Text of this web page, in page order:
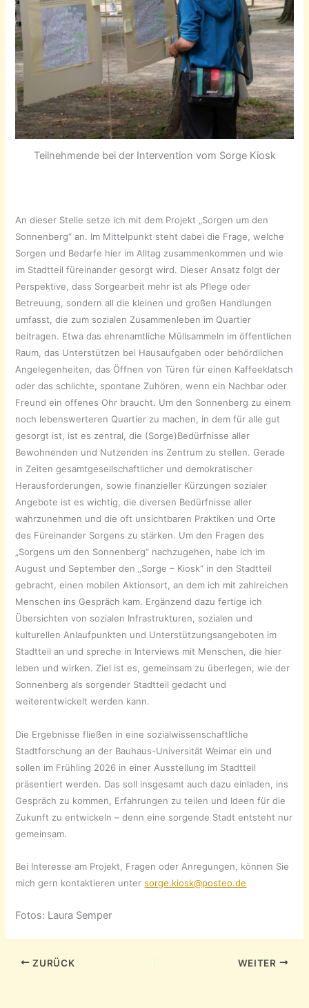
Teilnehmende bei der Intervention vom Sorge Kiosk
An dieser Stelle setze ich mit dem Projekt „Sorgen um den
Sonnenberg“ an. Im Mittelpunkt steht dabei die Frage, welche
Sorgen und Bedarfe hier im Alltag zusammenkommen und wie
im Stadtteil füreinander gesorgt wird. Dieser Ansatz folgt der
Perspektive, dass Sorgearbeit mehr ist als Pflege oder
Betreuung, sondern all die kleinen und großen Handlungen
umfasst, die zum sozialen Zusammenleben im Quartier
beitragen. Etwa das ehrenamtliche Müllsammeln im öffentlichen
Raum, das Unterstützen bei Hausaufgaben oder behördlichen
Angelegenheiten, das Öffnen von Türen für einen Kaffeeklatsch
oder das schlichte, spontane Zuhören, wenn ein Nachbar oder
Freund ein offenes Ohr braucht. Um den Sonnenberg zu einem
noch lebenswerteren Quartier zu machen, in dem für alle gut
gesorgt ist, ist es zentral, die (Sorge)Bedürfnisse aller
Bewohnenden und Nutzenden ins Zentrum zu stellen. Gerade
in Zeiten gesamtgesellschaftlicher und demokratischer
Herausforderungen, sowie finanzieller Kürzungen sozialer
Angebote ist es wichtig, die diversen Bedürfnisse aller
wahrzunehmen und die oft unsichtbaren Praktiken und Orte
des Füreinander Sorgens zu stärken. Um den Fragen des
„Sorgens um den Sonnenberg“ nachzugehen, habe ich im
August und September den „Sorge – Kiosk“ in den Stadtteil
gebracht, einen mobilen Aktionsort, an dem ich mit zahlreichen
Menschen ins Gespräch kam. Ergänzend dazu fertige ich
Übersichten von sozialen Infrastrukturen, sozialen und
kulturellen Anlaufpunkten und Unterstützungsangeboten im
Stadtteil an und spreche in Interviews mit Menschen, die hier
leben und wirken. Ziel ist es, gemeinsam zu überlegen, wie der
Sonnenberg als sorgender Stadtteil gedacht und
weiterentwickelt werden kann.
Die Ergebnisse fließen in eine sozialwissenschaftliche
Stadtforschung an der Bauhaus-Universität Weimar ein und
sollen im Frühling 2026 in einer Ausstellung im Stadtteil
präsentiert werden. Das soll insgesamt auch dazu einladen, ins
Gespräch zu kommen, Erfahrungen zu teilen und Ideen für die
Zukunft zu entwickeln – denn eine sorgende Stadt entsteht nur
gemeinsam.
Bei Interesse am Projekt, Fragen oder Anregungen, können Sie
mich gern kontaktieren untersorge.kiosk@posteo.de
Fotos: Laura Semper
ZURÜCK WEITER